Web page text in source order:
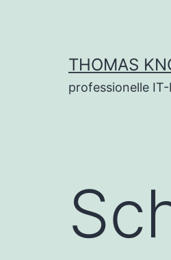
THOMAS
professionelle